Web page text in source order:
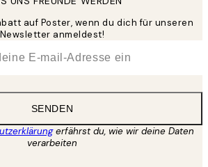
auf Poster, wenn du dich für unseren
Newsletter anmeldest!
SENDEN
erfährst du, wie wir deine Daten
verarbeiten